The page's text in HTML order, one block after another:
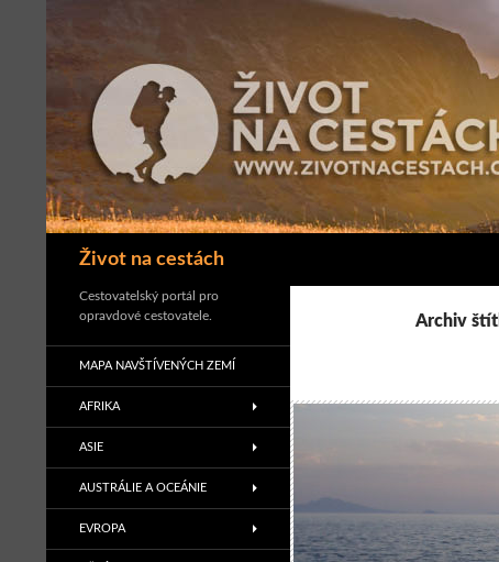
Život na cestách
Hledat
Archiv
Cestovatelský portál pro
opravdové cestovatele.
MAPA NAVŠTÍVENÝCH ZEMÍ
AFRIKA
ASIE
AUSTRÁLIE A OCEÁNIE
EVROPA